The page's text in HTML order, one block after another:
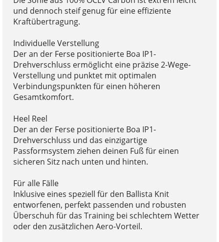
und dennoch steif genug für eine effiziente
Kraftübertragung.
Individuelle Verstellung
Der an der Ferse positionierte Boa IP1-
Drehverschluss ermöglicht eine präzise 2-Wege-
Verstellung und punktet mit optimalen
Verbindungspunkten für einen höheren
Gesamtkomfort.
Heel Reel
Der an der Ferse positionierte Boa IP1-
Drehverschluss und das einzigartige
Passformsystem ziehen deinen Fuß für einen
sicheren Sitz nach unten und hinten.
Für alle Fälle
Inklusive eines speziell für den Ballista Knit
entworfenen, perfekt passenden und robusten
Überschuh für das Training bei schlechtem Wetter
oder den zusätzlichen Aero-Vorteil.